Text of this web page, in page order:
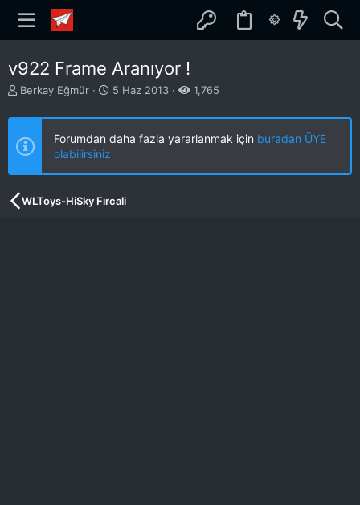
v922 Frame Aranıyor !
K
n
u
u
b
a
Berkay Eğmür
B
ş
a
g
ç
5 Haz 2013 1,765
Forumdan daha fazla yararlanmak için buradan ÜYE
olabilirsiniz
WLToys-HiSky Fırcali